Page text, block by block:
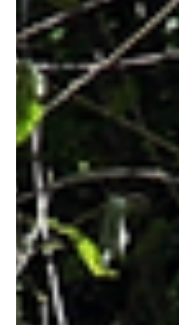
Nacional
¡No es broma! Tibú
Un #video de una aparente
por las impresionantes
camioneta semidestruida, al
últimos @taques con
tono de burla, el hombre con
en Tibú ¡todo anda bien! El
catatumbo impactaron las
#tvcucuta #tibu